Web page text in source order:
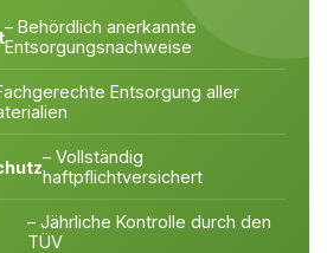
– Behördlich anerkannte
Entsorgungsnachweise
Entsorgung aller
– Vollständig
haftpflichtversichert
– Jährliche Kontrolle durch den
TÜV